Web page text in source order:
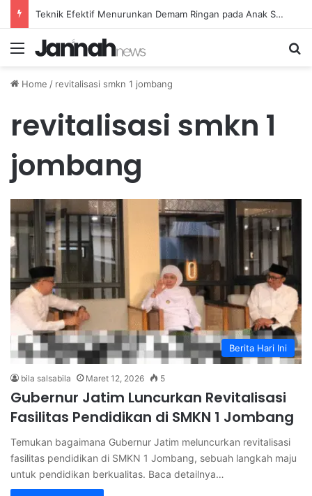
Teknik Efektif Menurunkan Demam Ringan pada Anak Secara Alami di Rumah
Menu
Home / revitalisasi smkn 1 jombang
revitalisasi smkn 1
jombang
Berita Hari Ini
bila salsabila Maret 12, 2026 5
Gubernur Jatim Luncurkan Revitalisasi
Fasilitas Pendidikan di SMKN 1 Jombang
Temukan bagaimana Gubernur Jatim meluncurkan revitalisasi
fasilitas pendidikan di SMKN 1 Jombang, sebuah langkah maju
untuk pendidikan berkualitas. Baca detailnya…